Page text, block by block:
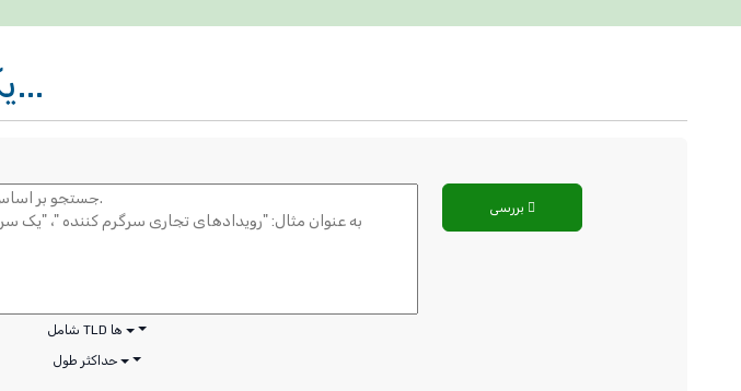
یک دامنه انتخاب کنید...
شامل TLD ها
حداکثر طول